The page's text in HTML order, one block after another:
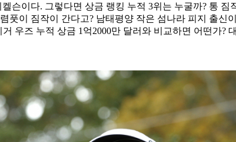
슨이다. 그렇다면 상금 랭킹 누적 3위는 누굴까? 통
이 짐작이 간다고? 남태평양 작은 섬나라 피지 출신
우즈 누적 상금 1억2000만 달러와 비교하면 어떤가?